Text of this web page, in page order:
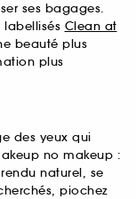
ses bagages.
labellisés Clean at
beauté plus
plus
des yeux qui
no makeup :
naturel, se
piochez